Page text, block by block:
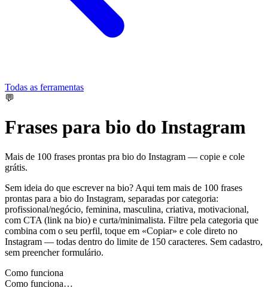
Todas as ferramentas
💬
Frases para bio do Instagram
Mais de 100 frases prontas pra bio do Instagram — copie e cole
grátis.
Sem ideia do que escrever na bio? Aqui tem mais de 100 frases
prontas para a bio do Instagram, separadas por categoria:
profissional/negócio, feminina, masculina, criativa, motivacional,
com CTA (link na bio) e curta/minimalista. Filtre pela categoria que
combina com o seu perfil, toque em «Copiar» e cole direto no
Instagram — todas dentro do limite de 150 caracteres. Sem cadastro,
sem preencher formulário.
Como funciona
Como funciona…